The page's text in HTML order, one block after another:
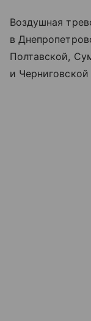
Воздушная
в
Полтавской,
и Черниговской